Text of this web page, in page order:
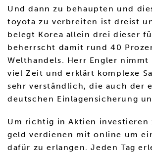
Und dann zu behaupten und
toyota zu verbreiten ist dreist
belegt Korea allein drei dieser
beherrscht damit rund 40
Welthandels. Herr Engler nimmt
viel Zeit und erklärt komplexe
sehr verständlich, die auch der
deutschen Einlagensicherung
Um richtig in Aktien investieren
geld verdienen mit online um
dafür zu erlangen. Jeden Tag